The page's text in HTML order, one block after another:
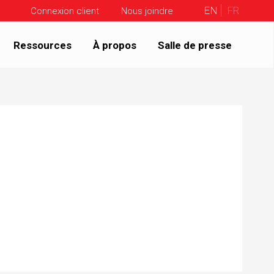
Connexion client Nous joindre EN FR
Ressources À propos Salle de presse